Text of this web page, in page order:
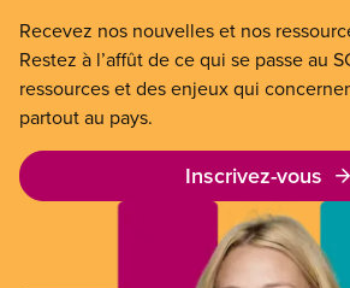
Recevez nos nouvelles et nos
Restez à l’affût de ce qui se passe au
ressources et des enjeux qui
partout au pays.
Inscrivez-vous